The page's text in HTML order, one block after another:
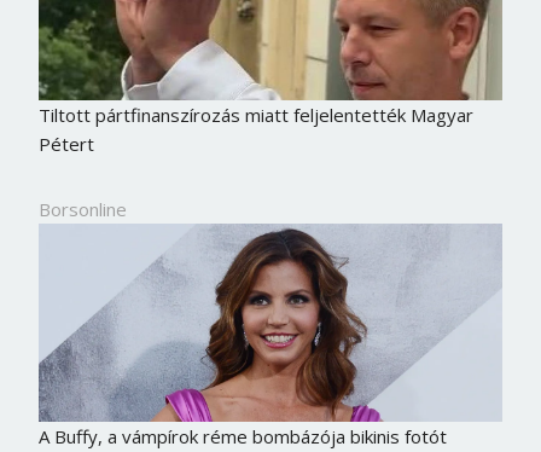
Tiltott pártfinanszírozás miatt feljelentették Magyar
Pétert
Borsonline
A Buffy, a vámpírok réme bombázója bikinis fotót